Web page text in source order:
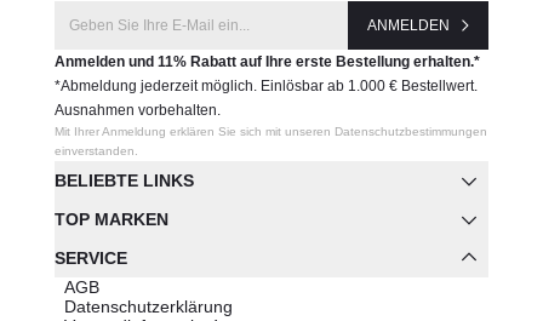
BELIEBTE LINKS
TOP MARKEN
SERVICE
AGB
Datenschutzerklärung
ANMELDEN
Anmelden und 11% Rabatt auf Ihre erste Bestellung erhalten.*
*Abmeldung jederzeit möglich. Einlösbar ab 1.000 € Bestellwert.
Ausnahmen vorbehalten.
Mit Ihrer Anmeldung erklären Sie sich mit unseren Datenschutzbestimmungen
einverstanden.